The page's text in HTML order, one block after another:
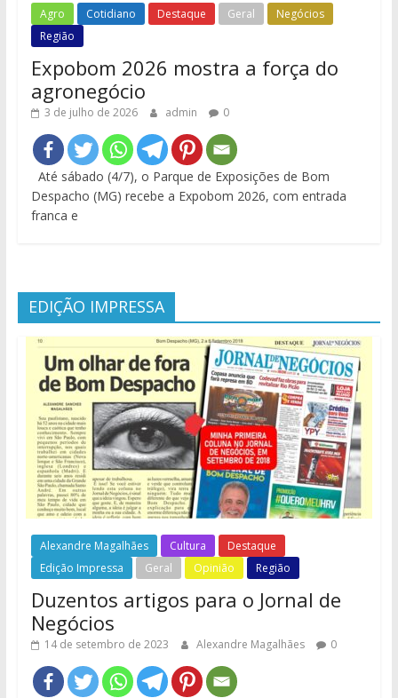
Agro Cotidiano Destaque Geral
Negócios
Região
Expobom 2026 mostra a força do
agronegócio
3 de julho de 2026 admin 0
Até sábado (4/7), o Parque de Exposições de Bom
Despacho (MG) recebe a Expobom 2026, com entrada
franca e
EDIÇÃO IMPRESSA
Alexandre Magalhães Cultura
Destaque
Edição Impressa
Geral Opinião Região
Duzentos artigos para o Jornal de
Negócios
14 de setembro de 2023 Alexandre Magalhães 0